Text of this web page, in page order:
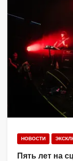
НОВОСТИ
Пять лет на